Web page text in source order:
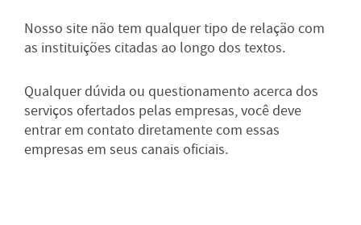
Nosso site não tem qualquer tipo de relação com
as instituições citadas ao longo dos textos.
Qualquer dúvida ou questionamento acerca dos
serviços ofertados pelas empresas, você deve
entrar em contato diretamente com essas
empresas em seus canais oficiais.